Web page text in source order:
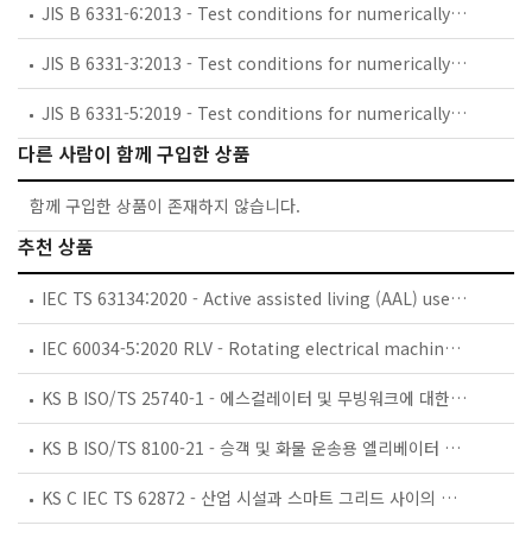
JIS B 6331-6:2013 - Test conditions for numerically controlled turning machines and turning centres -- Part 6: Accuracy of a finished test piece
JIS B 6331-3:2013 - Test conditions for numerically controlled turning machines and turning centres -- Part 3: Geometric tests for machines with inverted vertical workholding spindles
JIS B 6331-5:2019 - Test conditions for numerically controlled turning machines and turning centres -- Part 5: Accuracy of speeds and interpolations
다른 사람이 함께 구입한 상품
함께 구입한 상품이 존재하지 않습니다.
추천 상품
IEC TS 63134:2020 - Active assisted living (AAL) use cases
IEC 60034-5:2020 RLV - Rotating electrical machines - Part 5: Degrees of protection provided by the integral design of rotating electrical machines (IP code) - Classification
KS B ISO/TS 25740-1 - 에스컬레이터 및 무빙워크에 대한 안전요건 — 제1부: 세계공통 필수 안전요건(GESRs)
KS B ISO/TS 8100-21 - 승객 및 화물 운송용 엘리베이터 —제21부: 세계공통 필수안전요건(GESRs)을 충족하는 세계공통 안전 파라미터(GSPs)
KS C IEC TS 62872 - 산업 시설과 스마트 그리드 사이의 산업 공정 측정, 제어 및 자동화 시스템 인터페이스